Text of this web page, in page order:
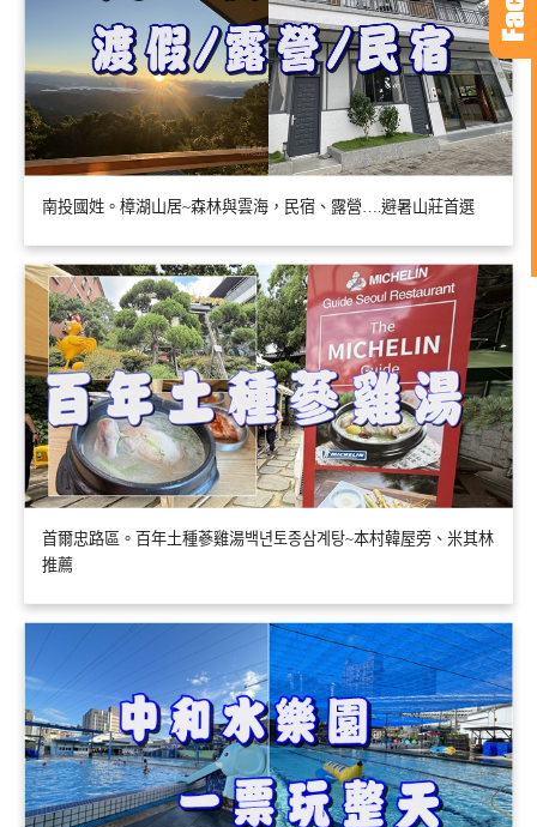
南投國姓。樟湖山居~森林與雲海，民宿、露營….避暑山莊首選
首爾忠路區。百年土種蔘雞湯백년토종삼계탕~本村韓屋旁、米其林
推薦